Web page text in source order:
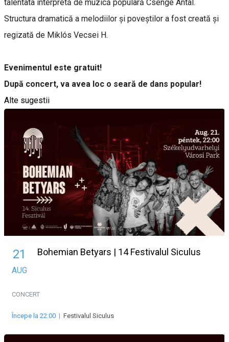
talentata interpretă de muzică populară Csenge Antal.
Structura dramatică a melodiilor și poveștilor a fost creată și
regizată de Miklós Vecsei H.
Evenimentul este gratuit!
După concert, va avea loc o seară de dans popular!
Alte sugestii
21
AUG
Bohemian Betyars | 14 Festivalul Siculus
CONCERT
Începe la 22:00 | Festivalul Siculus